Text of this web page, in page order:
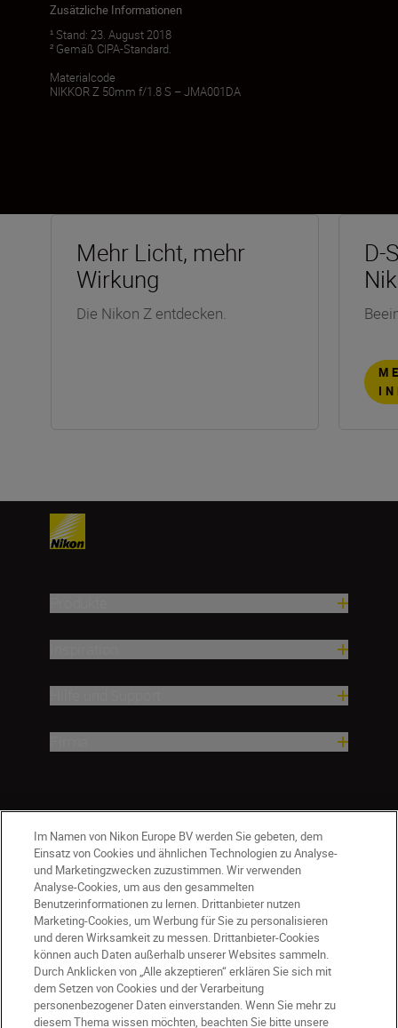
Zusätzliche Informationen
¹ Stand: 23. August 2018
² Gemäß CIPA-Standard.
Materialcode
NIKKOR Z 50mm f/1.8 S – JMA001DA
Mehr Licht, mehr
Wirkung
Die Nikon Z entdecken.
D-
AT Nikon Sites
Kontaktieren Sie uns
Datenschutzhinweis
Im Namen von Nikon Europe BV werden Sie gebeten, dem
Einsatz von Cookies und ähnlichen Technologien zu Analyse-
und Marketingzwecken zuzustimmen. Wir verwenden
Analyse-Cookies, um aus den gesammelten
Benutzerinformationen zu lernen. Drittanbieter nutzen
Marketing-Cookies, um Werbung für Sie zu personalisieren
und deren Wirksamkeit zu messen. Drittanbieter-Cookies
können auch Daten außerhalb unserer Websites sammeln.
Durch Anklicken von „Alle akzeptieren“ erklären Sie sich mit
dem Setzen von Cookies und der Verarbeitung
personenbezogener Daten einverstanden. Wenn Sie mehr zu
diesem Thema wissen möchten, beachten Sie bitte unsere